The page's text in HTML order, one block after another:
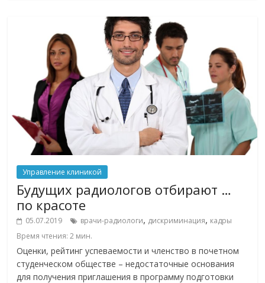
Управление клиникой
Будущих радиологов отбирают …
по красоте
05.07.2019 врачи-радиологи, дискриминация, кадры
Время чтения:2 мин.
Оценки, рейтинг успеваемости и членство в почетном
студенческом обществе – недостаточные основания
для получения приглашения в программу подготовки